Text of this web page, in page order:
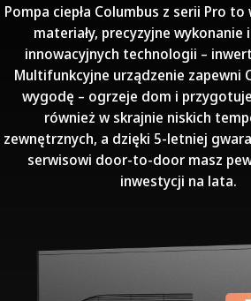
Pompa ciepła Columbus z serii Pro
materiały, precyzyjne wykonanie
innowacyjnych technologii –
Multifunkcyjne urządzenie zapewni
wygodę – ogrzeje dom i
również w skrajnie niskich
zewnętrznych, a dzięki 5-letniej
serwisowi door-to-door masz
inwestycji na lata.